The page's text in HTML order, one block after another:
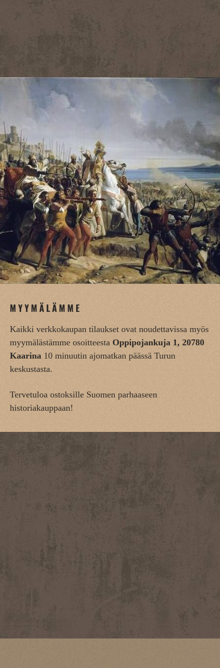
MYYMÄLÄMME
Kaikki verkkokaupan tilaukset ovat noudettavissa myös
myymälästämme osoitteesta Oppipojankuja 1, 20780
Kaarina 10 minuutin ajomatkan päässä Turun
keskustasta.
Tervetuloa ostoksille Suomen parhaaseen
historiakauppaan!